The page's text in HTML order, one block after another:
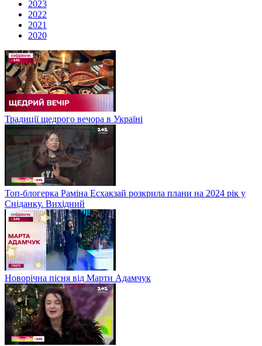
2023
2022
2021
2020
Традиції щедрого вечора в Україні
Топ-блогерка Раміна Есхакзай розкрила плани на 2024 рік у
Сніданку. Вихідний
Новорічна пісня від Марти Адамчук